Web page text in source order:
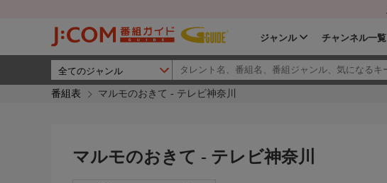
ジャンル チャンネル一覧
番組表 マルモのおきて - テレビ神奈川
マルモのおきて - テレビ神奈川